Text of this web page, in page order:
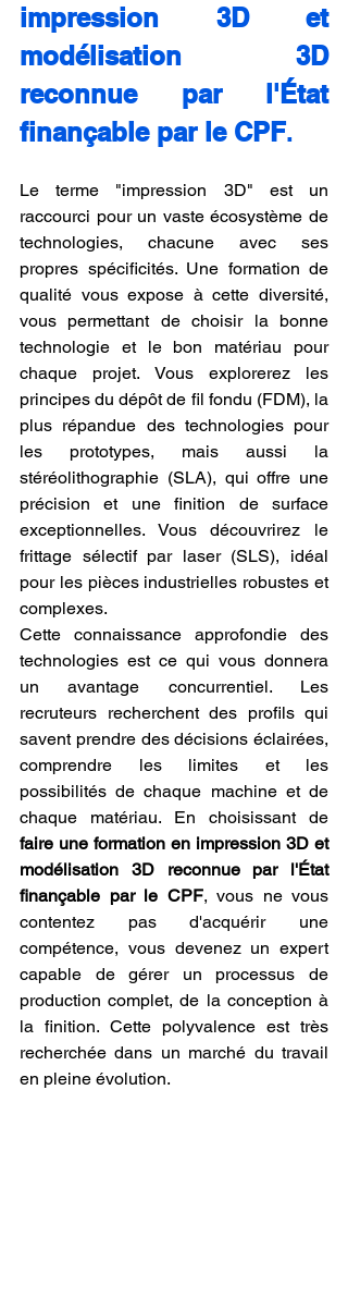
impression 3D et
modélisation 3D
reconnue par l'État
finançable par le CPF.
Le terme "impression 3D" est un
raccourci pour un vaste écosystème de
technologies, chacune avec ses
propres spécificités. Une formation de
qualité vous expose à cette diversité,
vous permettant de choisir la bonne
technologie et le bon matériau pour
chaque projet. Vous explorerez les
principes du dépôt de fil fondu (FDM), la
plus répandue des technologies pour
les prototypes, mais aussi la
stéréolithographie (SLA), qui offre une
précision et une finition de surface
exceptionnelles. Vous découvrirez le
frittage sélectif par laser (SLS), idéal
pour les pièces industrielles robustes et
complexes.
Cette connaissance approfondie des
technologies est ce qui vous donnera
un avantage concurrentiel. Les
recruteurs recherchent des profils qui
savent prendre des décisions éclairées,
comprendre les limites et les
possibilités de chaque machine et de
faire une formation en impression 3D et
modélisation 3D reconnue par l'État
finançable par le CPF, vous ne vous
contentez pas d'acquérir une
compétence, vous devenez un expert
capable de gérer un processus de
production complet, de la conception à
la finition. Cette polyvalence est très
recherchée dans un marché du travail
en pleine évolution.